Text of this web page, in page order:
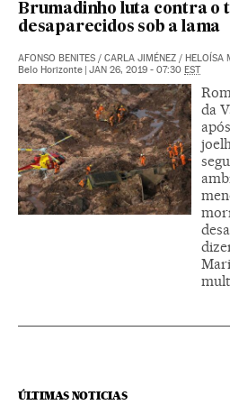
Brumadinho luta contra o
desaparecidos sob a lama
AFONSO BENITES / CARLA JIMÉNEZ / HELOÍSA
Belo Horizonte | JAN 26, 2019 - 07:30 EST
da
ÚLTIMAS NOTICIAS